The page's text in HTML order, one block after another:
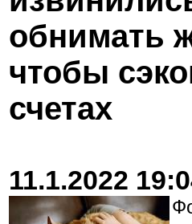
обнимать
чтобы
счетах
11.1.2022